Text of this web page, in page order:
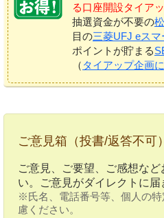
る口座開設タイア
抽選資金が不要の
目の三菱UFJ eスマ
ポイントが貯まる
（ タイアップ企画
ご意見箱（投書/返答不可）
ご意見、ご要望、ご感想な
い。ご意見がダイレクトに届
※氏名、電話番号等、個人の
慮ください。